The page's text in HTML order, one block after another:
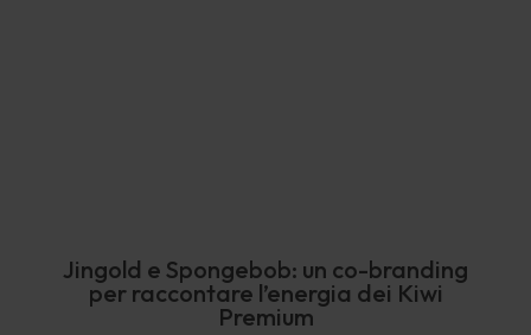
Jingold e Spongebob: un co-branding
per raccontare l’energia dei Kiwi
Premium